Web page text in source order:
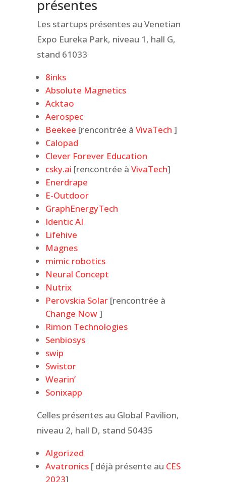
présentes
Les startups présentes au Venetian
Expo Eureka Park, niveau 1, hall G,
stand 61033
8inks
Absolute Magnetics
Acktao
Aerospec
Beekee [rencontrée àVivaTech ]
Calopad
Clever Forever Education
csky.ai [rencontrée àVivaTech]
Enerdrape
E-Outdoor
GraphEnergyTech
Identic AI
Lifehive
Magnes
mimic robotics
Neural Concept
Nutrix
Perovskia Solar [rencontrée à
Change Now]
Rimon Technologies
Senbiosys
swip
Swistor
Wearin’
Sonixapp
Celles présentes au Global Pavilion,
niveau 2, hall D, stand 50435
Algorized
Avatronics [ déjà présente au CES
2023]